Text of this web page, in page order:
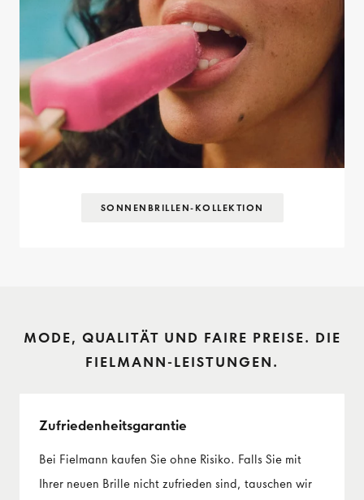
SONNENBRILLEN-KOLLEKTION
MODE, QUALITÄT UND FAIRE PREISE. DIE
FIELMANN-LEISTUNGEN.
Zufriedenheits­garantie
Bei Fielmann kaufen Sie ohne Risiko. Falls Sie mit
Ihrer neuen Brille nicht zufrieden sind, tauschen wir